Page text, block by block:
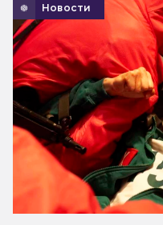
Новости